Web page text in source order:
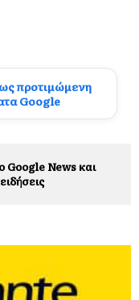
προτιμώμενη
Google
Google News και